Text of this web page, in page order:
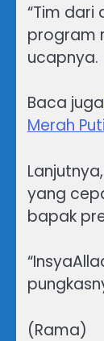
“Tim dari
program
ucapnya.
Baca juga
Merah
yang
bapak
(Rama)